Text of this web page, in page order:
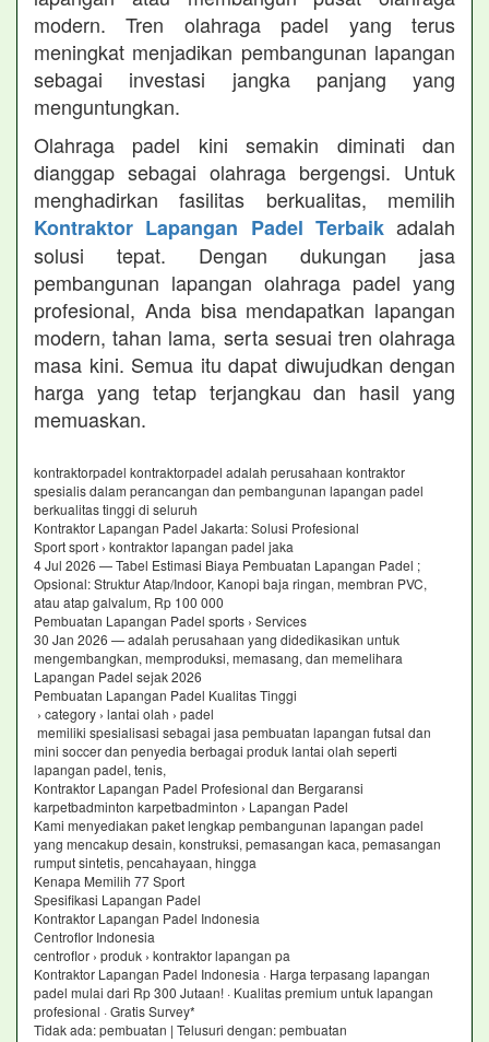
modern. Tren olahraga padel yang terus
meningkat menjadikan pembangunan lapangan
sebagai investasi jangka panjang yang
menguntungkan.
Olahraga padel kini semakin diminati dan
dianggap sebagai olahraga bergengsi. Untuk
menghadirkan fasilitas berkualitas, memilih
Kontraktor Lapangan Padel Terbaikadalah
solusi tepat. Dengan dukungan jasa
pembangunan lapangan olahraga padel yang
profesional, Anda bisa mendapatkan lapangan
modern, tahan lama, serta sesuai tren olahraga
masa kini. Semua itu dapat diwujudkan dengan
harga yang tetap terjangkau dan hasil yang
memuaskan.
kontraktorpadel kontraktorpadel adalah perusahaan kontraktor
spesialis dalam perancangan dan pembangunan lapangan padel
berkualitas tinggi di seluruh
Kontraktor Lapangan Padel Jakarta: Solusi Profesional
Sport sport › kontraktor lapangan padel jaka
4 Jul 2026 — Tabel Estimasi Biaya Pembuatan Lapangan Padel ;
Opsional: Struktur Atap/Indoor, Kanopi baja ringan, membran PVC,
atau atap galvalum, Rp 100 000
Pembuatan Lapangan Padel sports › Services
30 Jan 2026 — adalah perusahaan yang didedikasikan untuk
mengembangkan, memproduksi, memasang, dan memelihara
Lapangan Padel sejak 2026
Pembuatan Lapangan Padel Kualitas Tinggi
› category › lantai olah › padel
memiliki spesialisasi sebagai jasa pembuatan lapangan futsal dan
mini soccer dan penyedia berbagai produk lantai olah seperti
lapangan padel, tenis,
Kontraktor Lapangan Padel Profesional dan Bergaransi
karpetbadminton karpetbadminton › Lapangan Padel
Kami menyediakan paket lengkap pembangunan lapangan padel
yang mencakup desain, konstruksi, pemasangan kaca, pemasangan
rumput sintetis, pencahayaan, hingga
Kenapa Memilih 77 Sport
Spesifikasi Lapangan Padel
Kontraktor Lapangan Padel Indonesia
Centroflor Indonesia
centroflor › produk › kontraktor lapangan pa
Kontraktor Lapangan Padel Indonesia · Harga terpasang lapangan
padel mulai dari Rp 300 Jutaan! · Kualitas premium untuk lapangan
profesional · Gratis Survey*
Tidak ada: pembuatan ‎| Telusuri dengan: pembuatan